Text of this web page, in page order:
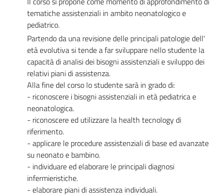
tematiche assistenziali in ambito neonatologico e
pediatrico.
Partendo da una revisione delle principali patologie dell'
età evolutiva si tende a far sviluppare nello studente la
capacità di analisi dei bisogni assistenziali e sviluppo dei
relativi piani di assistenza.
Alla fine del corso lo studente sarà in grado di:
- riconoscere i bisogni assistenziali in età pediatrica e
neonatologica.
- riconoscere ed utilizzare la health tecnology di
riferimento.
- applicare le procedure assistenziali di base ed avanzate
su neonato e bambino.
- individuare ed elaborare le principali diagnosi
infermieristiche.
- elaborare piani di assistenza individuali.